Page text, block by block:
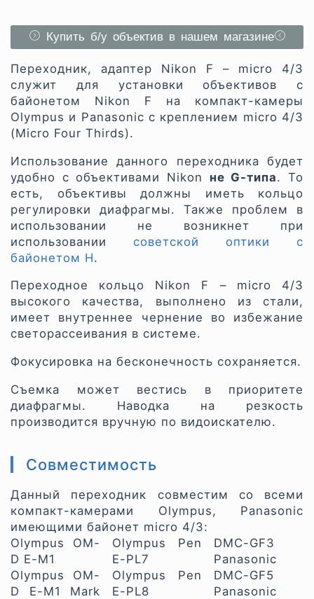
Купить б/у объектив в нашем магазине
Переходник, адаптер Nikon F – micro 4/3
служит для установки объективов с
байонетом Nikon F на компакт-камеры
Olympus и Panasonic с креплением micro 4/3
(Micro Four Thirds).
Использование данного переходника будет
удобно с объективами Nikon не G-типа. То
есть, объективы должны иметь кольцо
регулировки диафрагмы. Также проблем в
использовании не возникнет при
использовании советской оптики с
байонетом Н.
Переходное кольцо Nikon F – micro 4/3
высокого качества, выполнено из стали,
имеет внутреннее чернение во избежание
светорассеивания в системе.
Фокусировка на бесконечность сохраняется.
Съемка может вестись в приоритете
диафрагмы. Наводка на резкость
производится вручную по видоискателю.
Совместимость
Данный переходник совместим со всеми
компакт-камерами Olympus, Panasonic
имеющими байонет micro 4/3:
Olympus OM-
D E-M1
Olympus OM-
D E-M1 Mark
Olympus Pen
E-PL7
Olympus Pen
E-PL8
DMC-GF3
Panasonic
DMC-GF5
Panasonic